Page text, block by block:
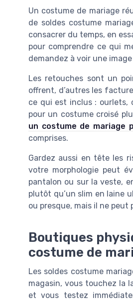
Un costume de mariage
de soldes costume
consacrer du temps, en
pour comprendre ce qui
demandez à voir une
Les retouches sont un
offrent, d’autres les
ce qui est inclus : ourlets,
pour un costume croisé
un costume de mariage
comprises.
Gardez aussi en tête les
votre morphologie peut
pantalon ou sur la veste,
plutôt qu’un slim en laine
ou presque, mais il ne
Boutiques
costume de
Les soldes costume
magasin, vous touchez la
et vous testez